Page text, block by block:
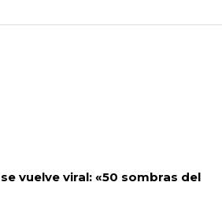
vuelve viral: «50 sombras del